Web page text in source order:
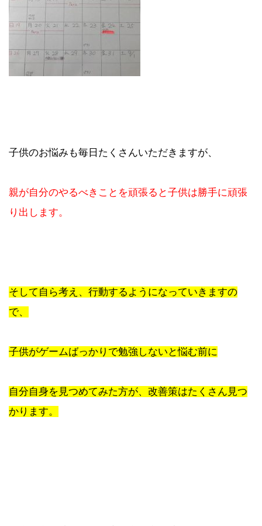
子供のお悩みも毎日たくさんいただきますが、
親が自分のやるべきことを頑張ると子供は勝手に頑張
り出します。
そして自ら考え、行動するようになっていきますの
で、
子供がゲームばっかりで勉強しないと悩む前に
自分自身を見つめてみた方が、改善策はたくさん見つ
かります。